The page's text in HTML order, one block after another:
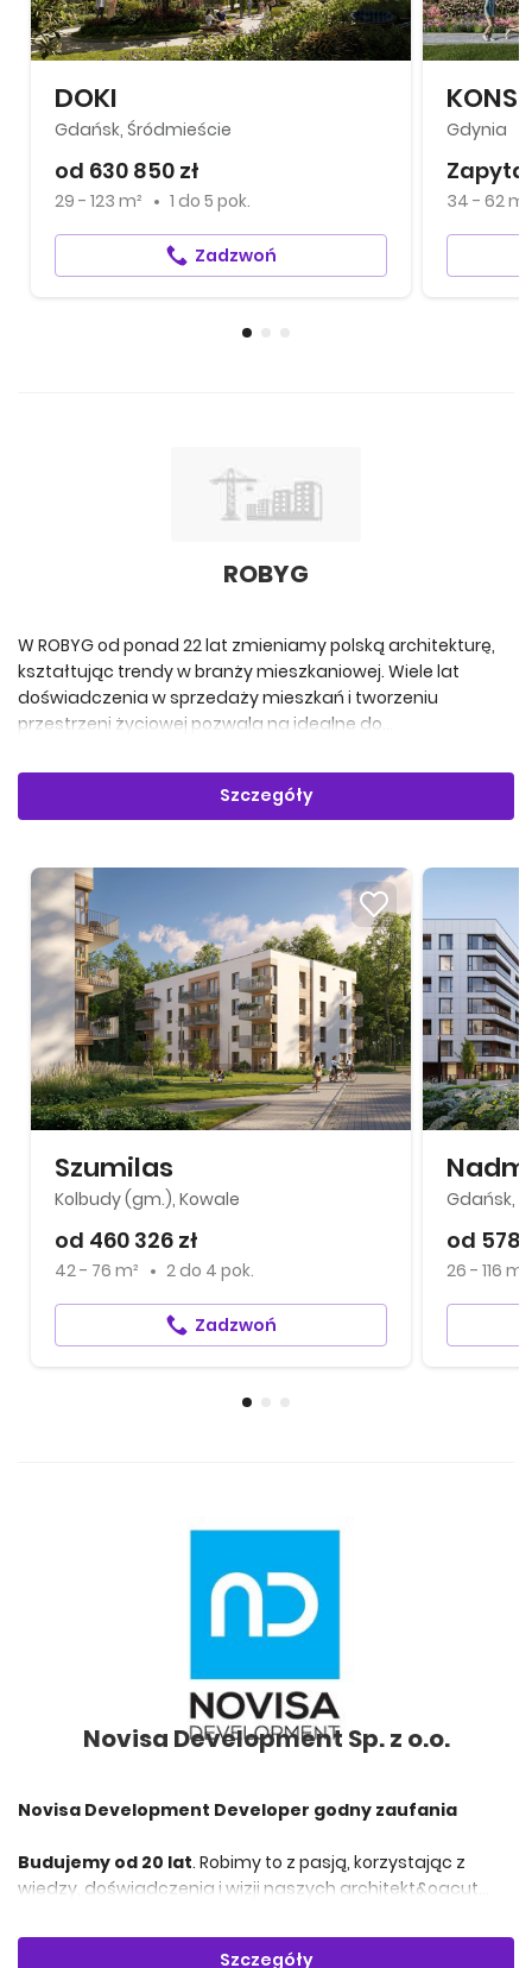
DOKI
Gdańsk, Śródmieście
od 630 850 zł
29 - 123 m² 1 do 5 pok.
Zadzwoń
Gdynia
34 - 62 m²
ROBYG
W ROBYG od ponad 22 lat zmieniamy polską architekturę,
kształtując trendy w branży mieszkaniowej. Wiele lat
doświadczenia w sprzedaży mieszkań i tworzeniu
przestrzeni życiowej pozwala na idealne do...
Szczegóły
Szumilas
Kolbudy (gm.), Kowale
od 460 326 zł
42 - 76 m² 2 do 4 pok.
Zadzwoń
Gdańsk,
od 578
26 - 116 m²
Novisa Development Sp. z o.o.
Novisa Development Developer godny zaufania
Budujemy od 20 lat. Robimy to z pasją, korzystając z
wiedzy, doświadczenia i wizji naszych architekt&oacut...
Szczegóły